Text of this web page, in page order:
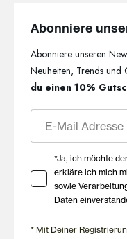
Abonniere
Abonniere unseren
Neuheiten, Trends und
du einen 10%
Ihre*Ja, ich möchte
erkläre ich mich mit der elektronischen Speicherung
sowie
Daten
* Mit Deiner